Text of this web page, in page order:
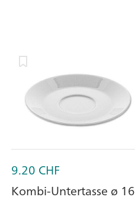
9.20 CHF
Kombi-Untertasse ø 16